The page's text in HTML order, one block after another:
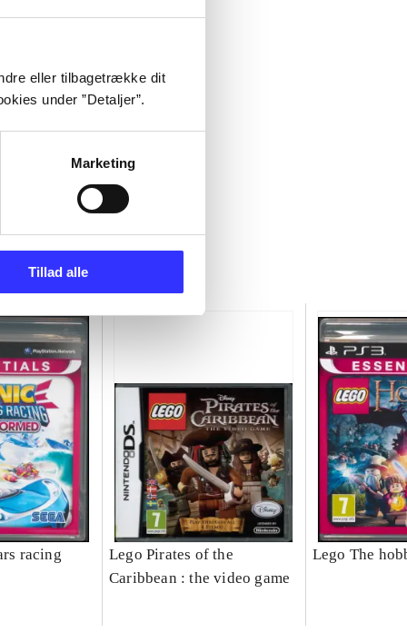
eller tilbagetrække dit
under ”Detaljer”.
Marketing
Tillad alle
racing
Lego Pirates of the
Caribbean : the video game
Lego The